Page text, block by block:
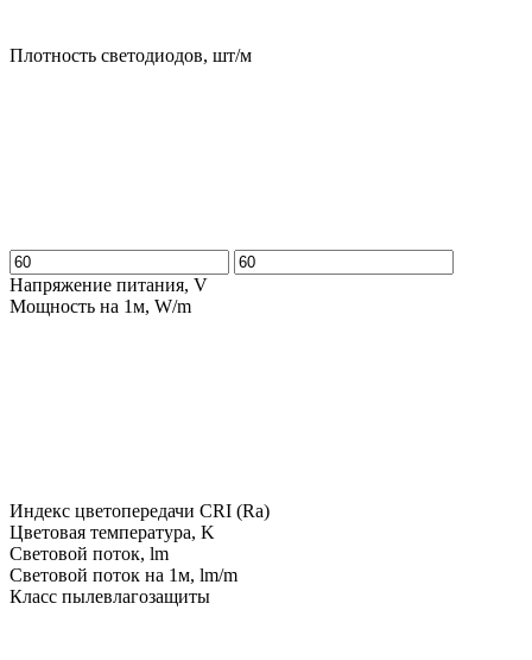
Плотность светодиодов, шт/м
Напряжение питания, V
Мощность на 1м, W/m
Индекс цветопередачи CRI (Ra)
Цветовая температура, K
Световой поток, lm
Световой поток на 1м, lm/m
Класс пылевлагозащиты